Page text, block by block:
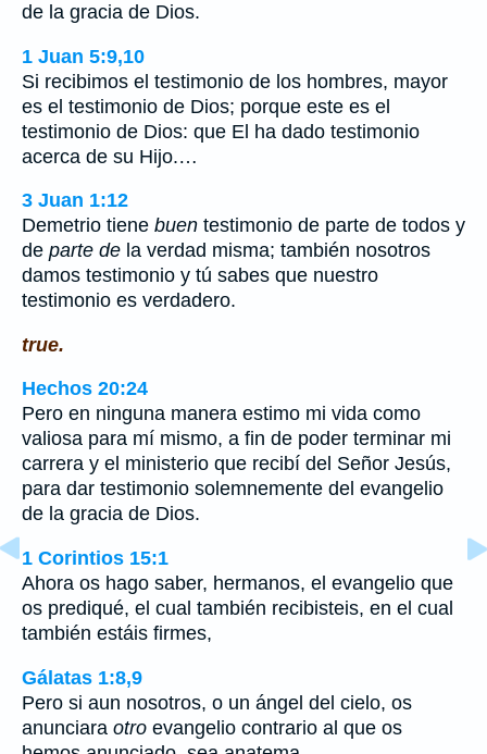
de la gracia de Dios.
1 Juan 5:9,10
Si recibimos el testimonio de los hombres, mayor
es el testimonio de Dios; porque este es el
testimonio de Dios: que El ha dado testimonio
acerca de su Hijo.…
3 Juan 1:12
Demetrio tiene buen testimonio de parte de todos y
de parte de la verdad misma; también nosotros
damos testimonio y tú sabes que nuestro
testimonio es verdadero.
true.
Hechos 20:24
Pero en ninguna manera estimo mi vida como
valiosa para mí mismo, a fin de poder terminar mi
carrera y el ministerio que recibí del Señor Jesús,
para dar testimonio solemnemente del evangelio
de la gracia de Dios.
1 Corintios 15:1
Ahora os hago saber, hermanos, el evangelio que
os prediqué, el cual también recibisteis, en el cual
también estáis firmes,
Gálatas 1:8,9
Pero si aun nosotros, o un ángel del cielo, os
anunciara otro evangelio contrario al que os